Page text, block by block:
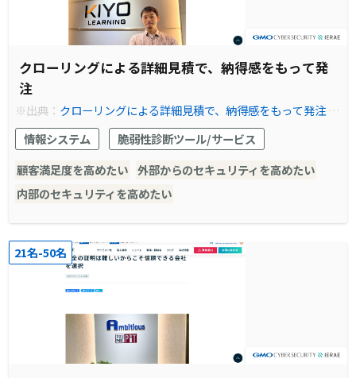
クローリングによる詳細見積で、納得感をもって発
注
※出典： クローリングによる詳細見積で、納得感をもって発注 |
脆弱性診断（セキュリティ診断）のGMOサイバーセキュリティ b
yイエラエ
情報システム
脆弱性診断ツール/サービス
顧客満足度を高めたい 外部からのセキュリティを高めたい
内部のセキュリティを高めたい
21名-50名